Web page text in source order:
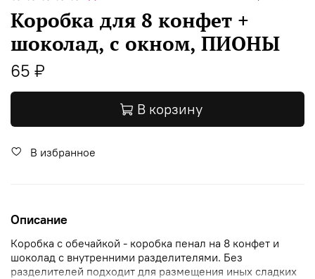
Коробка для 8 конфет +
шоколад, с окном, ПИОНЫ
65 ₽
В корзину
В избранное
Описание
Коробка с обечайкой - коробка пенал на 8 конфет и
шоколад с внутренними разделителями. Без
разделителей подходит для размещения иных сладких